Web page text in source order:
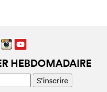
HEBDOMADAIRE